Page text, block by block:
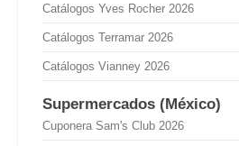
Catálogos Yves Rocher 2026
Catálogos Terramar 2026
Catálogos Vianney 2026
Supermercados (México)
Cuponera Sam's Club 2026